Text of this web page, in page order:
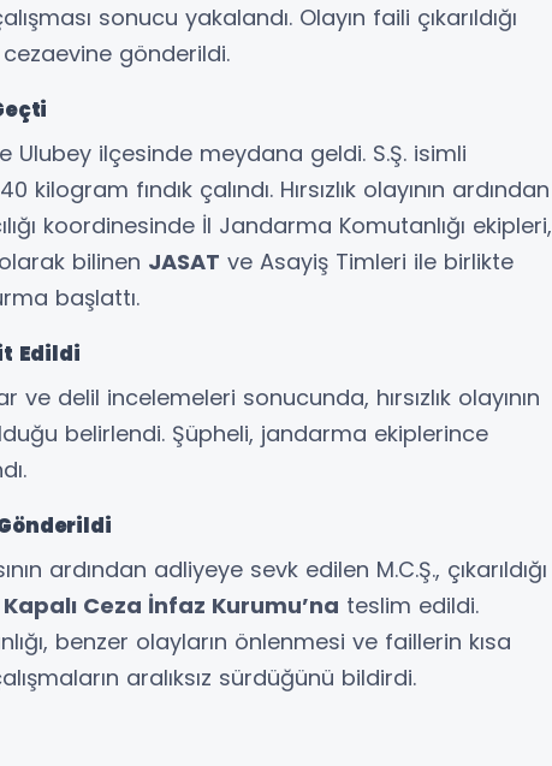
sonucu yakalandı. Olayın faili çıkarıldığı
gönderildi.
Ulubey ilçesinde meydana geldi. S.Ş. isimli
fındık çalındı. Hırsızlık olayının ardından
koordinesinde İl Jandarma Komutanlığı ekipleri,
bilinen JASAT ve Asayiş Timleri ile birlikte
başlattı.
Edildi
ve delil incelemeleri sonucunda, hırsızlık olayının
belirlendi. Şüpheli, jandarma ekiplerince
ardından adliyeye sevk edilen M.C.Ş., çıkarıldığı
Kapalı Ceza İnfaz Kurumu’na teslim edildi.
benzer olayların önlenmesi ve faillerin kısa
aralıksız sürdüğünü bildirdi.